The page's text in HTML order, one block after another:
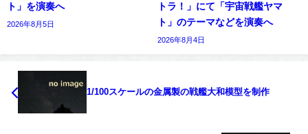
ト」を演奏へ
2026年8月5日
トラ！」にて「宇宙戦艦ヤマ
ト」のテーマなどを演奏へ
2026年8月4日
1/100スケールの金属製の戦艦大和模型を制作